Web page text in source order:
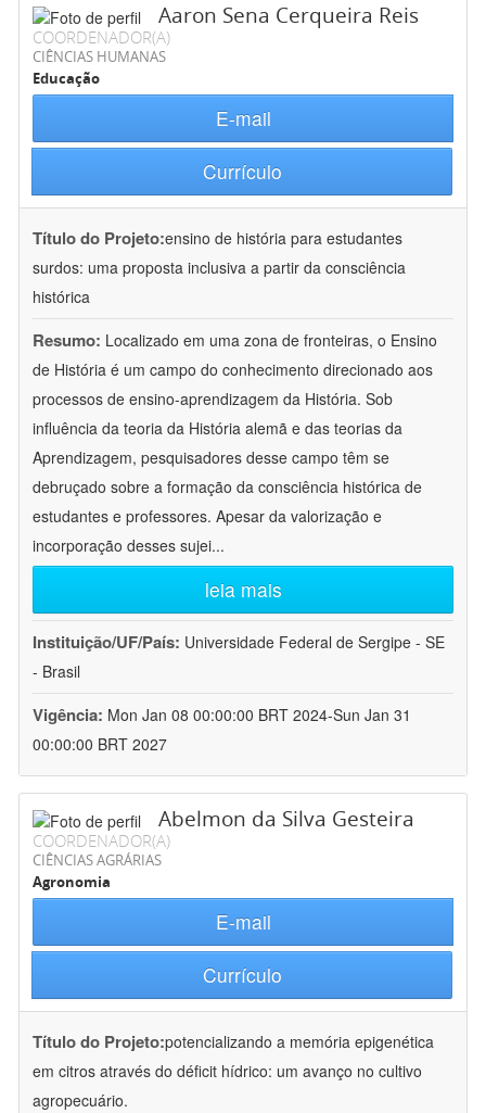
Aaron Sena Cerqueira Reis
COORDENADOR(A)
CIÊNCIAS HUMANAS
Educação
E-mail
Currículo
Título do Projeto:ensino de história para estudantes
surdos: uma proposta inclusiva a partir da consciência
histórica
Resumo: Localizado em uma zona de fronteiras, o Ensino
de História é um campo do conhecimento direcionado aos
processos de ensino-aprendizagem da História. Sob
influência da teoria da História alemã e das teorias da
Aprendizagem, pesquisadores desse campo têm se
debruçado sobre a formação da consciência histórica de
estudantes e professores. Apesar da valorização e
incorporação desses sujei...
leia mais
Instituição/UF/País: Universidade Federal de Sergipe - SE
- Brasil
Vigência: Mon Jan 08 00:00:00 BRT 2024-Sun Jan 31
00:00:00 BRT 2027
Abelmon da Silva Gesteira
COORDENADOR(A)
CIÊNCIAS AGRÁRIAS
Agronomia
E-mail
Currículo
Título do Projeto:potencializando a memória epigenética
em citros através do déficit hídrico: um avanço no cultivo
agropecuário.